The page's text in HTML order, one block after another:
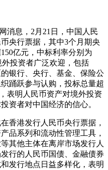
息，2月21日，中国人民
央行票据，其中3个月期央
亿元，中标利率分别为
外投资者广泛欢迎，包括
银行、央行、基金、保险公
踊跃参与认购，投标总量超
表明人民币资产对境外投资
资者对中国经济的信心。
港发行人民币央行票据，
品系列和流动性管理工具，
其他主体在离岸市场发行人
行的人民币国债、金融债券
发行地点日益多样化，表明